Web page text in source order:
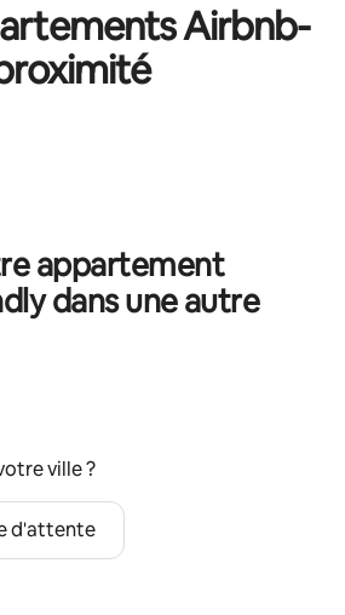
Airbnb-
appartement
dans une autre
ville ?
d'attente